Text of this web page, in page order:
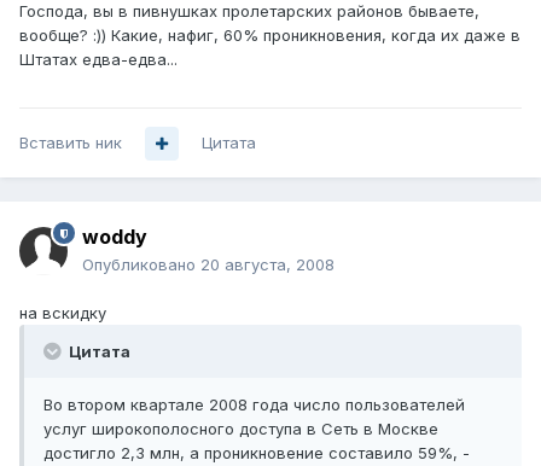
Господа, вы в пивнушках пролетарских районов бываете,
вообще? :)) Какие, нафиг, 60% проникновения, когда их даже в
Штатах едва-едва...
Вставить ник Цитата
woddy
Опубликовано 20 августа, 2008
на вскидку
Цитата
Во втором квартале 2008 года число пользователей
услуг широкополосного доступа в Сеть в Москве
достигло 2,3 млн, а проникновение составило 59%, -